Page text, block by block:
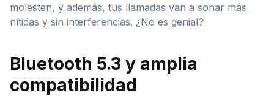
molesten, y además, tus llamadas van a sonar más
nítidas y sin interferencias. ¿No es genial?
Bluetooth 5.3 y amplia
compatibilidad